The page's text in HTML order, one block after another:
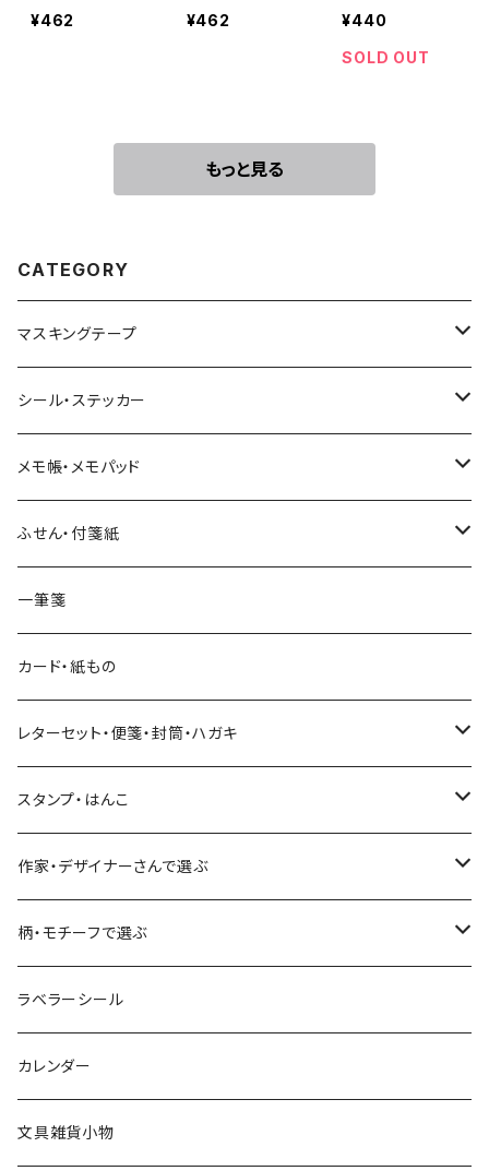
猫喫茶 53-07
¥462
猫と和菓子 53
¥462
喫茶アラモード・
¥440
SOLD OUT
もっと見る
CATEGORY
マスキングテープ
ヨハク
和紙
透明クリア
Hutte paper works （プロペラスタジオ）
ネクタイ
透明クリアテープ
柄・モチーフで選ぶ（マステ）
いちご・ストロベリー
フルーツ・野菜
ミモザ
お花・フラワー・グリーン・植物
マインドウェイブ
水縞
大枝活版室
星燈社
ミナペルホネン
BGM
eric
シール・ステッカー
フレークシール
パピアプラッツ（作家もの）
ヨハク
ステッカーシール
マインドウェイブ
田村美紀
立体シール
メモ帳・メモパッド
ヨハク
HUTTE PAPER WORKS
表現社（作家もの）
星燈社
古川紙工
大枝活版室
ふせん・付箋紙
ヨハク
HUTTE PAPER WORKS
古川紙工
表現社（作家もの）
ロール付箋
一筆箋
カード・紙もの
レターセット・便箋・封筒・ハガキ
古川紙工
表現社（作家もの）
スタンプ・はんこ
Hutte paper works
ヨハク
作家・デザイナーさんで選ぶ
ネクタイ
Hutte paper works
ヨハク
eric
柄・モチーフで選ぶ
フルーツ
食べ物・フード・スイーツ
パン・ブレッド
ラベラーシール
カレンダー
文具雑貨小物